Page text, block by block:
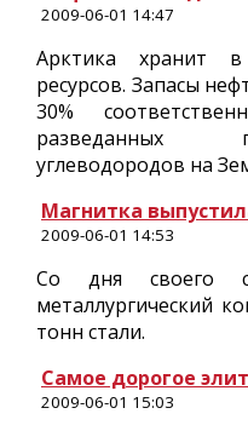
2009-06-01 14:47
Арктика хранит
ресурсов. Запасы
30%
разведанных
углеводородов на
Магнитка
2009-06-01 14:53
Со дня своего
металлургический
тонн стали.
Самое дорогое
2009-06-01 15:03